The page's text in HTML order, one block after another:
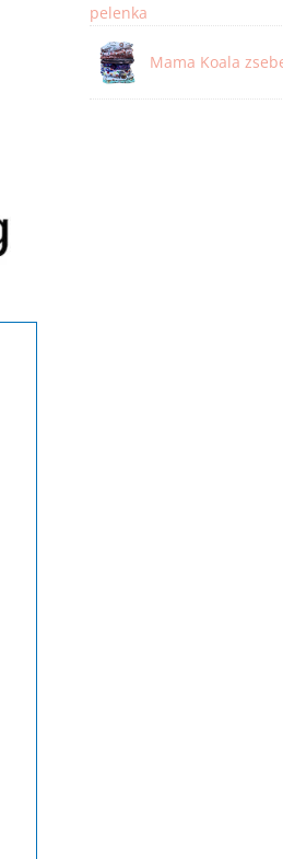
pelenka
Mama Koala